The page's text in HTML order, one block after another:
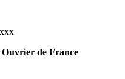
de France